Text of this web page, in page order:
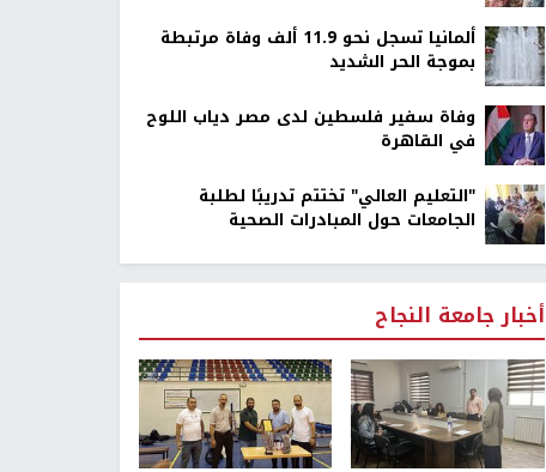
ألمانيا تسجل نحو 11.9 ألف وفاة مرتبطة
بموجة الحر الشديد
وفاة سفير فلسطين لدى مصر دياب اللوح
في القاهرة
"التعليم العالي" تختتم تدريبًا لطلبة
الجامعات حول المبادرات الصحية
أخبار جامعة النجاح